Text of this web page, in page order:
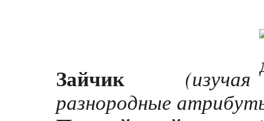
Зайчик
(изучая
разнородные